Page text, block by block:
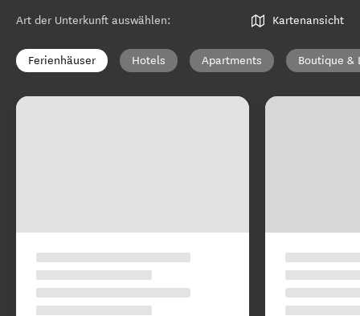
Art der Unterkunft auswählen: Kartenansicht
Ferienhäuser Hotels Apartments Boutique &